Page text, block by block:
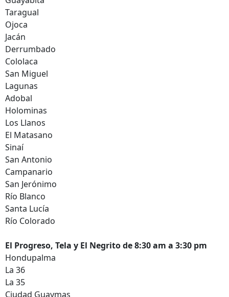
Taragual
Ojoca
Jacán
Derrumbado
Cololaca
San Miguel
Lagunas
Adobal
Holominas
Los Llanos
El Matasano
Sinaí
San Antonio
Campanario
San Jerónimo
Río Blanco
Santa Lucía
Río Colorado
El Progreso, Tela y El Negrito de 8:30 am a 3:30 pm
Hondupalma
La 36
La 35
Ciudad Guaymas